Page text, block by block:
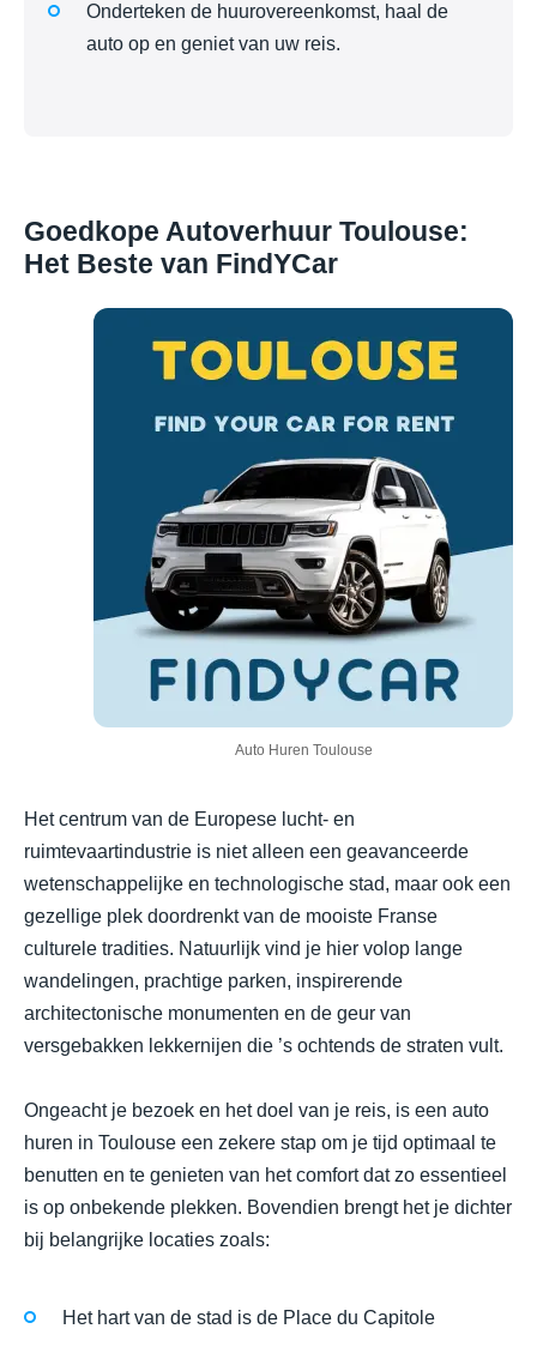
Onderteken de huurovereenkomst, haal de
auto op en geniet van uw reis.
Goedkope Autoverhuur Toulouse:
Het Beste van FindYCar
Auto Huren Toulouse
Het centrum van de Europese lucht- en
ruimtevaartindustrie is niet alleen een geavanceerde
wetenschappelijke en technologische stad, maar ook een
gezellige plek doordrenkt van de mooiste Franse
culturele tradities. Natuurlijk vind je hier volop lange
wandelingen, prachtige parken, inspirerende
architectonische monumenten en de geur van
versgebakken lekkernijen die ’s ochtends de straten vult.
Ongeacht je bezoek en het doel van je reis, is een auto
huren in Toulouse een zekere stap om je tijd optimaal te
benutten en te genieten van het comfort dat zo essentieel
is op onbekende plekken. Bovendien brengt het je dichter
bij belangrijke locaties zoals:
Het hart van de stad is de Place du Capitole